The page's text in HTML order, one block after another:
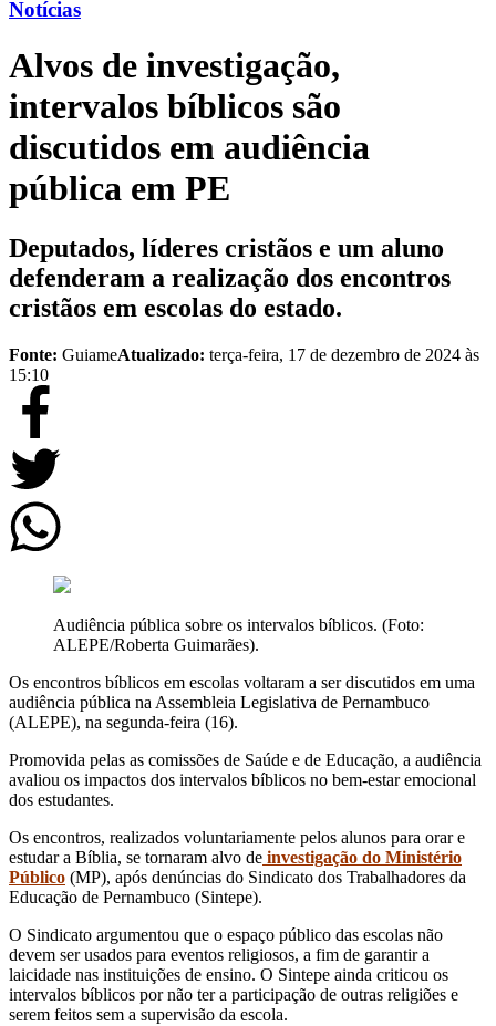
Notícias
Alvos de investigação,
intervalos bíblicos são
discutidos em audiência
pública em PE
Deputados, líderes cristãos e um aluno
defenderam a realização dos encontros
cristãos em escolas do estado.
Fonte: GuiameAtualizado: terça-feira, 17 de dezembro de 2024 às
15:10
Audiência pública sobre os intervalos bíblicos. (Foto:
ALEPE/Roberta Guimarães).
Os encontros bíblicos em escolas voltaram a ser discutidos em uma
audiência pública na Assembleia Legislativa de Pernambuco
(ALEPE), na segunda-feira (16).
Promovida pelas as comissões de Saúde e de Educação, a audiência
avaliou os impactos dos intervalos bíblicos no bem-estar emocional
dos estudantes.
Os encontros, realizados voluntariamente pelos alunos para orar e
estudar a Bíblia, se tornaram alvo de investigação do Ministério
Público (MP), após denúncias do Sindicato dos Trabalhadores da
Educação de Pernambuco (Sintepe).
O Sindicato argumentou que o espaço público das escolas não
devem ser usados para eventos religiosos, a fim de garantir a
laicidade nas instituições de ensino. O Sintepe ainda criticou os
intervalos bíblicos por não ter a participação de outras religiões e
serem feitos sem a supervisão da escola.